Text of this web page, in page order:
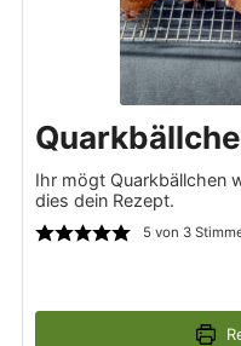
Ihr mögt Quarkbällchen
dies dein Rezept.
5 von 3